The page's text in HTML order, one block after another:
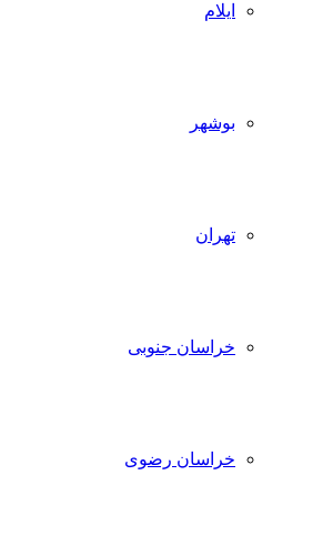
ایلام
بوشهر
تهران
خراسان جنوبی
خراسان رضوی